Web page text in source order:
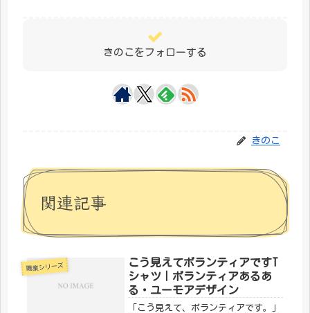
きのこをフォローする
きのこ
関連記事
職業シリーズ
こう見えてボランティアですT
シャツ｜ボランティアあるあ
る・ユーモアデザイン
「こう見えて、ボランティアです。」